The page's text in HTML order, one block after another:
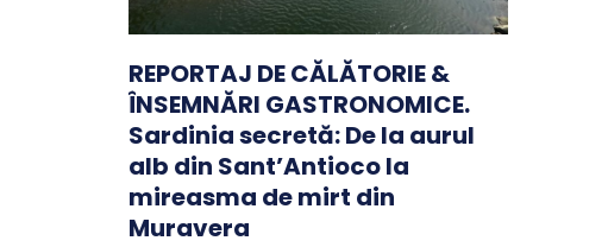
REPORTAJ DE CĂLĂTORIE &
ÎNSEMNĂRI GASTRONOMICE.
Sardinia secretă: De la aurul
alb din Sant’Antioco la
mireasma de mirt din
Muravera